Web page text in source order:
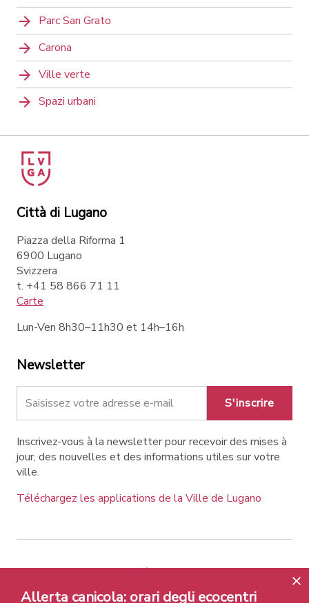
Parc San Grato
Carona
Ville verte
Spazi urbani
Città di Lugano
Piazza della Riforma 1
6900 Lugano
Svizzera
t. +41 58 866 71 11
Carte
Lun-Ven 8h30–11h30 et 14h–16h
Newsletter
S'inscrire
Inscrivez-vous à la newsletter pour recevoir des mises à
jour, des nouvelles et des informations utiles sur votre
ville.
Téléchargez les applications de la Ville de Lugano
Contatti Liens
Avis légal
Politique de confidentialité
Labels et Distinctions
Allerta canicola: orari degli ecocentri